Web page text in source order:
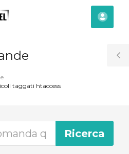
taggati htaccess